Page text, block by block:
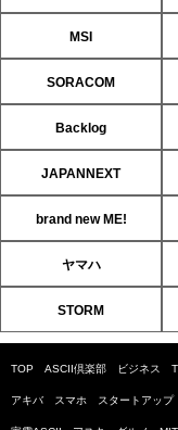
MSI
SORACOM
Backlog
JAPANNEXT
brand new ME!
ヤマハ
STORM
TOP ASCII倶楽部 ビジネス
アキバ スマホ スタートアップ